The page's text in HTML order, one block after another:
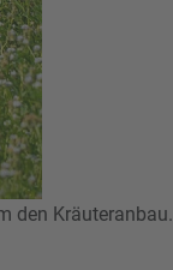
den Kräuteranbau.